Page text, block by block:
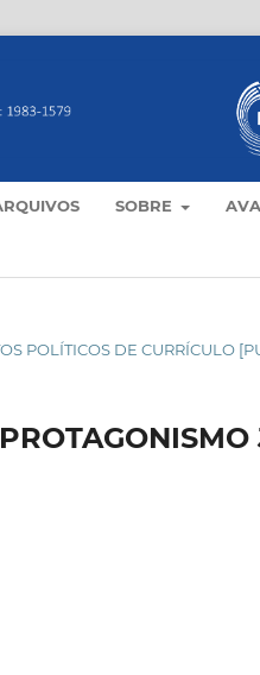
SOBRE
POLÍTICOS DE CURRÍCULO